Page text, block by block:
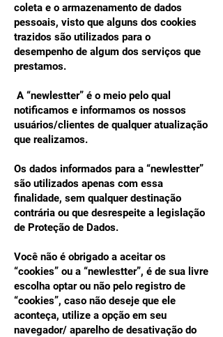
coleta e o armazenamento de dados
pessoais, visto que alguns dos cookies
trazidos são utilizados para o
desempenho de algum dos serviços que
prestamos.
A “newlestter” é o meio pelo qual
notificamos e informamos os nossos
usuários/clientes de qualquer atualização
que realizamos.
Os dados informados para a “newlestter”
são utilizados apenas com essa
finalidade, sem qualquer destinação
contrária ou que desrespeite a legislação
de Proteção de Dados.
Você não é obrigado a aceitar os
“cookies” ou a “newlestter”, é de sua livre
escolha optar ou não pelo registro de
“cookies”, caso não deseje que ele
aconteça, utilize a opção em seu
navegador/ aparelho de desativação do